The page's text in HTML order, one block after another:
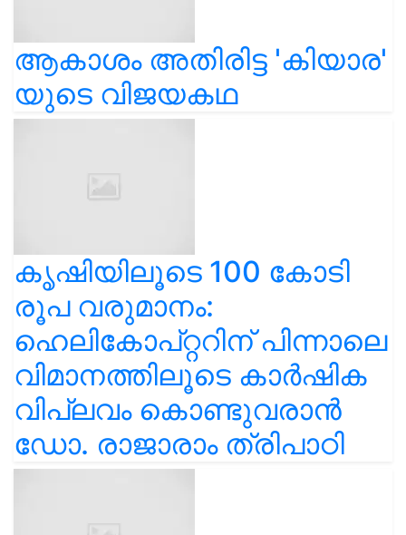
ആകാശം അതിരിട്ട 'കിയാര'
യുടെ വിജയകഥ
കൃഷിയിലൂടെ 100 കോടി
രൂപ വരുമാനം:
ഹെലികോപ്റ്ററിന് പിന്നാലെ
വിമാനത്തിലൂടെ കാർഷിക
വിപ്ലവം കൊണ്ടുവരാൻ
ഡോ. രാജാരാം ത്രിപാഠി